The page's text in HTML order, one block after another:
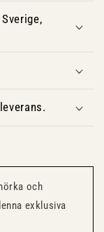
och
exklusiva